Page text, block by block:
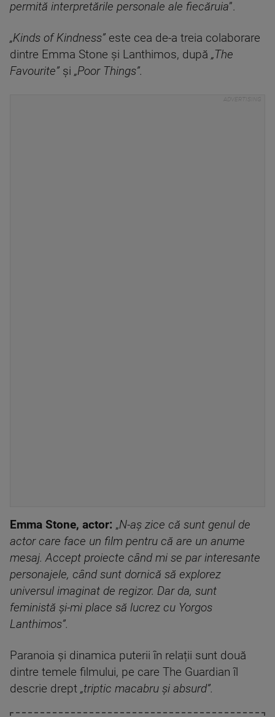
permită interpretările personale ale fiecăruia”.
„Kinds of Kindness” este cea de-a treia colaborare
dintre Emma Stone şi Lanthimos, după „The
Favourite” şi „Poor Things”.
Emma Stone, actor: „N-aș zice că sunt genul de
actor care face un film pentru că are un anume
mesaj. Accept proiecte când mi se par interesante
personajele, când sunt dornică să explorez
universul imaginat de regizor. Dar da, sunt
feministă și-mi place să lucrez cu Yorgos
Lanthimos”.
Paranoia și dinamica puterii în relații sunt două
dintre temele filmului, pe care The Guardian îl
descrie drept „triptic macabru și absurd”.